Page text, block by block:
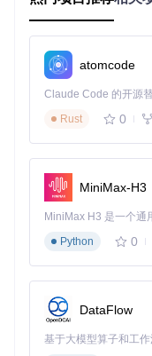
OrcaSlicer顶部表面流
域，可消除传统打印
三、场景化落地
1. 个人创客快速入门
路径：
环境准备：克隆
m/
载优化配置
局
参数确认
m）和填充密度（
atomcode
Rust
0
MiniMax-H3
Python
0
DataFlow
基于大模型算子和工